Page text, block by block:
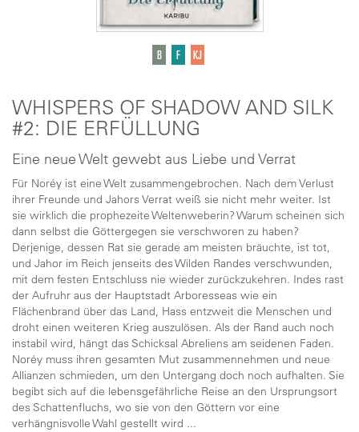
WHISPERS OF SHADOW AND SILK
#2: DIE ERFÜLLUNG
Eine neue Welt gewebt aus Liebe und Verrat
Für Noréy ist eine Welt zusammengebrochen. Nach dem Verlust
ihrer Freunde und Jahors Verrat weiß sie nicht mehr weiter. Ist
sie wirklich die prophezeite Weltenweberin? Warum scheinen sich
dann selbst die Göttergegen sie verschworen zu haben?
Derjenige, dessen Rat sie gerade am meisten bräuchte, ist tot,
und Jahor im Reich jenseits des Wilden Randes verschwunden,
mit dem festen Entschluss nie wieder zurückzukehren. Indes rast
der Aufruhr aus der Hauptstadt Arboresseas wie ein
Flächenbrand über das Land, Hass entzweit die Menschen und
droht einen weiteren Krieg auszulösen. Als der Rand auch noch
instabil wird, hängt das Schicksal Abreliens am seidenen Faden.
Noréy muss ihren gesamten Mut zusammennehmen und neue
Allianzen schmieden, um den Untergang doch noch aufhalten. Sie
begibt sich auf die lebensgefährliche Reise an den Ursprungsort
des Schattenfluchs, wo sie von den Göttern vor eine
verhängnisvolle Wahl gestellt wird ...